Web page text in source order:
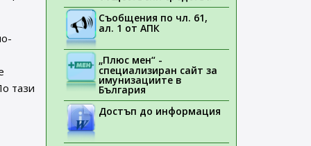
тази
Съобщения по чл. 61,
ал. 1 от АПК
„Плюс мен“ -
специализиран сайт за
имунизациите в
България
Достъп до информация